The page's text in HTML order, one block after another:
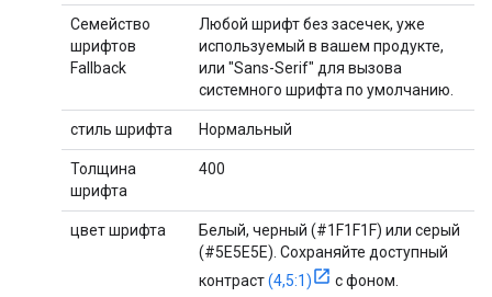
Семейство
шрифтов
Fallback
Любой шрифт без засечек, уже
используемый в вашем продукте,
или "Sans-Serif" для вызова
системного шрифта по умолчанию.
стиль шрифта Нормальный
Толщина
шрифта
400
цвет шрифта
Белый, черный (#1F1F1F) или серый
(#5E5E5E). Сохраняйте доступный
контраст(4,5:1) с фоном.